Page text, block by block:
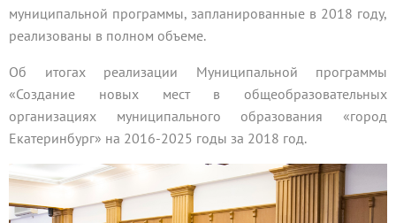
муниципальной программы, запланированные в 2018 году,
реализованы в полном объеме.
Об итогах реализации Муниципальной программы
«Создание новых мест в общеобразовательных
организациях муниципального образования «город
Екатеринбург» на 2016-2025 годы за 2018 год.